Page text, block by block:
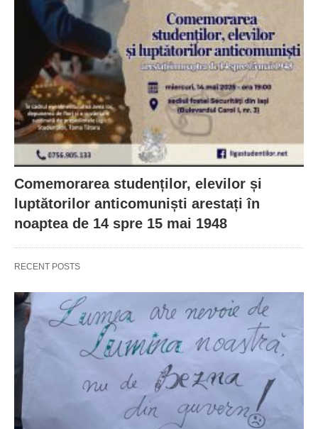
Comemorarea studenților, elevilor și
luptătorilor anticomuniști arestați în
noaptea de 14 spre 15 mai 1948
RECENT POSTS